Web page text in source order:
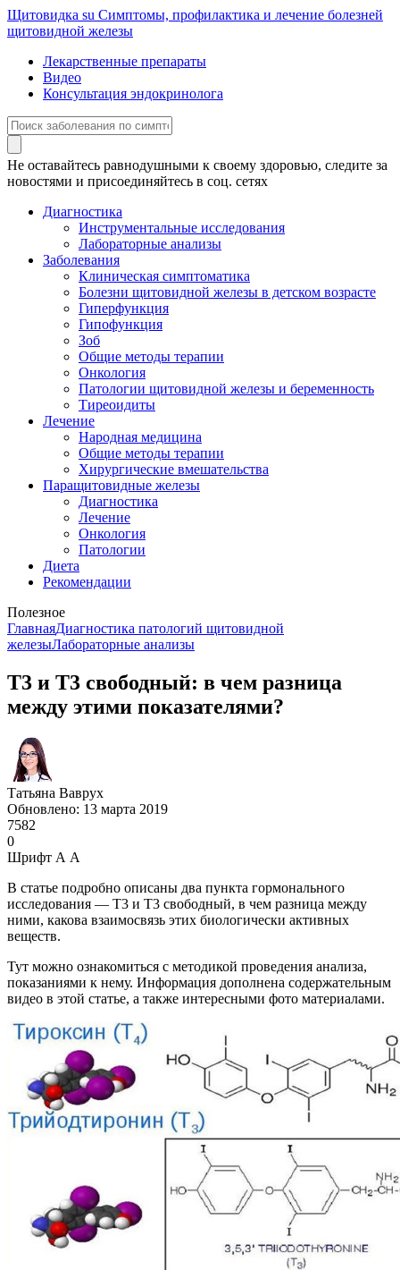
Щитовидка su Симптомы, профилактика и лечение болезней
щитовидной железы
Лекарственные препараты
Видео
Консультация эндокринолога
Не оставайтесь равнодушными к своему здоровью, следите за
новостями и присоединяйтесь в соц. сетях
Диагностика
Инструментальные исследования
Лабораторные анализы
Заболевания
Клиническая симптоматика
Болезни щитовидной железы в детском возрасте
Гиперфункция
Гипофункция
Зоб
Общие методы терапии
Онкология
Патологии щитовидной железы и беременность
Тиреоидиты
Лечение
Народная медицина
Общие методы терапии
Хирургические вмешательства
Паращитовидные железы
Диагностика
Лечение
Онкология
Патологии
Диета
Рекомендации
Полезное
ГлавнаяДиагностика патологий щитовидной
железыЛабораторные анализы
Т3 и Т3 свободный: в чем разница
между этими показателями?
Татьяна Ваврух
Обновлено: 13 марта 2019
7582
0
Шрифт А А
В статье подробно описаны два пункта гормонального
исследования — Т3 и Т3 свободный, в чем разница между
ними, какова взаимосвязь этих биологически активных
веществ.
Тут можно ознакомиться с методикой проведения анализа,
показаниями к нему. Информация дополнена содержательным
видео в этой статье, а также интересными фото материалами.